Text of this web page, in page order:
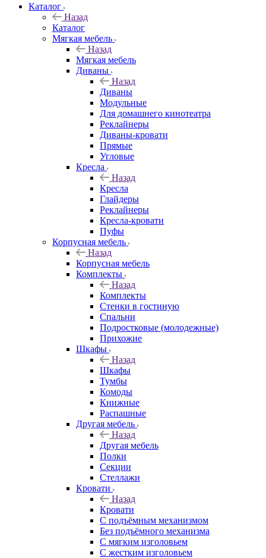
Каталог
Назад
Каталог
Мягкая мебель
Назад
Мягкая мебель
Диваны
Назад
Диваны
Модульные
Для домашнего кинотеатра
Реклайнеры
Диваны-кровати
Прямые
Угловые
Кресла
Назад
Кресла
Глайдеры
Реклайнеры
Кресла-кровати
Пуфы
Корпусная мебель
Назад
Корпусная мебель
Комплекты
Назад
Комплекты
Стенки в гостиную
Спальни
Подростковые (молодежные)
Прихожие
Шкафы
Назад
Шкафы
Тумбы
Комоды
Книжные
Распашные
Другая мебель
Назад
Другая мебель
Полки
Секции
Стеллажи
Кровати
Назад
Кровати
С подъёмным механизмом
Без подъёмного механизма
С мягким изголовьем
С жестким изголовьем